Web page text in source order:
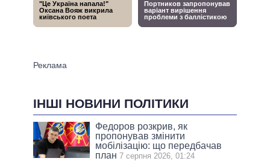
ІНШІ НОВИНИ ПОЛІТИКИ
Федоров розкрив, як
пропонував змінити
мобілізацію: що передбачав
план 7 серпня 2026, 01:24